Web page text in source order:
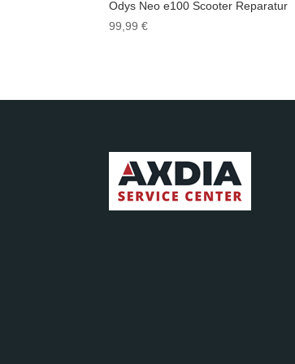
Odys Neo e100 Scooter Reparatur
99,99€